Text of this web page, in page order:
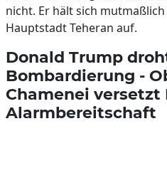
nicht. Er hält sich
Hauptstadt Teheran auf.
Donald Trump
Bombardierung -
Chamenei
Alarmbereitschaft